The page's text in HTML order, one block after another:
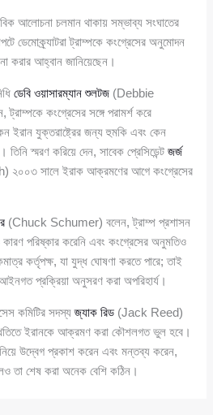
আলোচনা চলমান থাকায় সম্ভাব্য সংঘাতের
ডেমোক্র্যাটরা ট্রাম্পকে কংগ্রেসের অনুমোদন
করার আহ্বান জানিয়েছেন।
ডেবি ওয়াসারম্যান শুলটজ (Debbie
কংগ্রেসের সঙ্গে পরামর্শ করে
ইরান যুক্তরাষ্ট্রের জন্য হুমকি এবং কেন
স্মরণ করিয়ে দেন, সাবেক প্রেসিডেন্টজর্জ
সালে ইরাক আক্রমণের আগে কংগ্রেসের
(Chuck Schumer) বলেন, ট্রাম্প প্রশাসন
পরিষ্কার করেনি এবং কংগ্রেসের অনুমতিও
কর্তৃপক্ষ, যা যুদ্ধ ঘোষণা করতে পারে; তাই
প্রক্রিয়া অনুসরণ করা অপরিহার্য।
কমিটির সদস্যজ্যাক রিড (Jack Reed)
ইরানকে আক্রমণ করা কৌশলগত ভুল হবে।
নিয়ে উদ্বেগ প্রকাশ করেন এবং মন্তব্য করেন,
তা শেষ করা অনেক বেশি কঠিন।